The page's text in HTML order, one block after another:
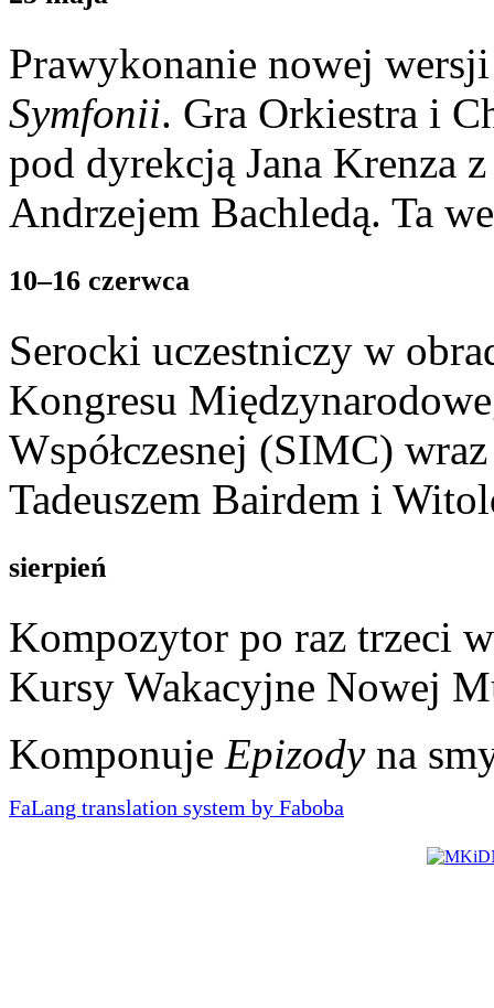
Prawykonanie nowej
Symfonii. Gra Orkiestra i
pod dyrekcją Jana Krenza
Andrzejem Bachledą. Ta
10–16 czerwca
Serocki uczestniczy w
Kongresu
Współczesnej (SIMC)
Tadeuszem Bairdem i
sierpień
Kompozytor po raz trzeci
Kursy Wakacyjne Nowej
Komponuje Epizodyna
FaLang translation system by Faboba